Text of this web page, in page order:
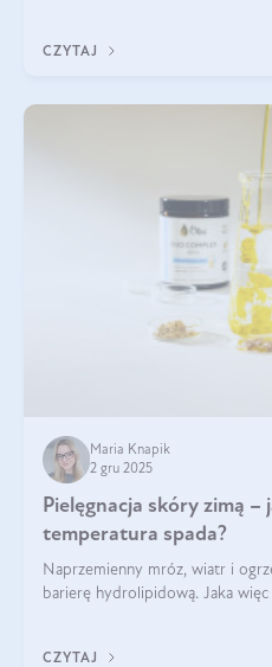
CZYTAJ
Maria Knapik
2 gru 2025
Pielęgnacja skóry zimą –
temperatura spada?
Naprzemienny mróz, wiatr i
barierę hydrolipidową. Jaka
CZYTAJ